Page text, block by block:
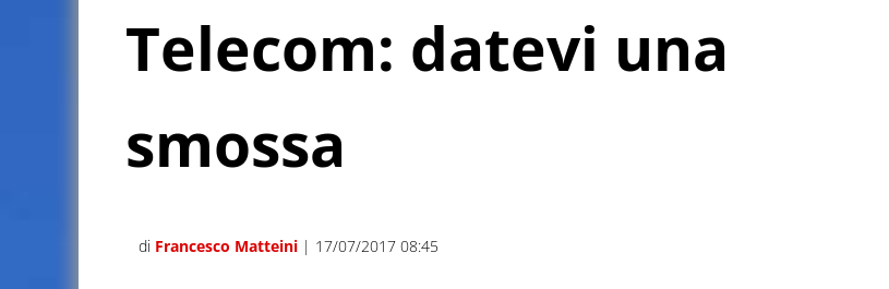
Telecom: datevi una
smossa
di Francesco Matteini | 17/07/2017 08:45